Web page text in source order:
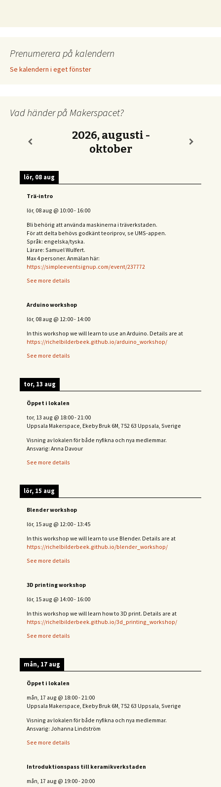
Prenumerera på kalendern
Se kalendern i eget fönster
Vad händer på Makerspacet?
2026, augusti -
oktober
lör, 08 aug
Trä-intro
lör, 08 aug @ 10:00- 16:00
Bli behörig att använda maskinerna i träverkstaden.
För att delta behövs godkänt teoriprov, se UMS-appen.
Språk: engelska/tyska.
Lärare: Samuel Wulfert.
Max 4 personer. Anmälan här:
https://simpleeventsignup.com/event/237772
See more details
Arduino workshop
lör, 08 aug @ 12:00- 14:00
In this workshop we will learn to use an Arduino. Details are at
https://richelbilderbeek.github.io/arduino_workshop/
See more details
tor, 13 aug
Öppet i lokalen
tor, 13 aug @ 18:00-21:00
Uppsala Makerspace, Ekeby Bruk 6M, 752 63 Uppsala, Sverige
Visning av lokalen för både nyfikna och nya medlemmar.
Ansvarig: Anna Davour
See more details
lör, 15 aug
Blender workshop
lör, 15 aug @ 12:00- 13:45
In this workshop we will learn to use Blender. Details are at
https://richelbilderbeek.github.io/blender_workshop/
See more details
3D printing workshop
lör, 15 aug @ 14:00- 16:00
In this workshop we will learn how to 3D print. Details are at
https://richelbilderbeek.github.io/3d_printing_workshop/
See more details
mån, 17 aug
Öppet i lokalen
mån, 17 aug @ 18:00-21:00
Uppsala Makerspace, Ekeby Bruk 6M, 752 63 Uppsala, Sverige
Visning av lokalen för både nyfikna och nya medlemmar.
Ansvarig: Johanna Lindström
See more details
Introduktionspass till keramikverkstaden
mån, 17 aug @ 19:00-20:00